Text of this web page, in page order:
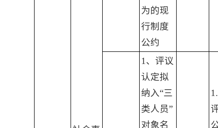
为的现
行制度
公约
1、评议
认定拟
纳入“三
类人员”
对象名